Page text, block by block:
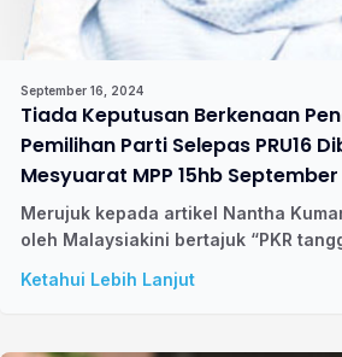
September 16, 2024
Tiada Keputusan Berkenaan
Pemilihan Parti Selepas PRU16
Mesyuarat MPP 15hb
Merujuk kepada artikel Nantha
oleh Malaysiakini bertajuk “PKR
Ketahui Lebih Lanjut